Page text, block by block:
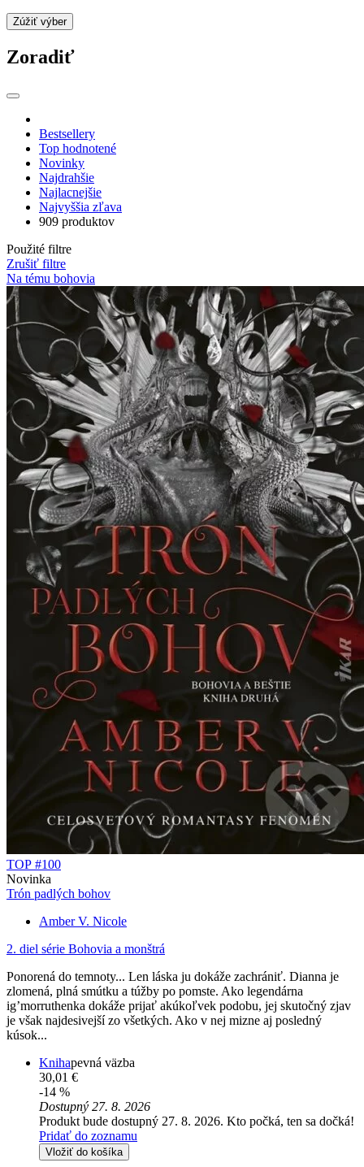
Zúžiť výber
Zoradiť
Bestsellery
Top hodnotené
Novinky
Najdrahšie
Najlacnejšie
Najvyššia zľava
909 produktov
Použité filtre
Zrušiť filtre
Na tému bohovia
TOP #100
Novinka
Trón padlých bohov
Amber V. Nicole
2. diel série Bohovia a monštrá
Ponorená do temnoty... Len láska ju dokáže zachrániť. Dianna je
zlomená, plná smútku a túžby po pomste. Ako legendárna
ig’morruthenka dokáže prijať akúkoľvek podobu, jej skutočný zjav
je však najdesivejší zo všetkých. Ako v nej mizne aj posledný
kúsok...
Knihapevná väzba
30,01 €
-14 %
Dostupný 27. 8. 2026
Produkt bude dostupný 27. 8. 2026. Kto počká, ten sa dočká!
Pridať do zoznamu
Vložiť do košíka